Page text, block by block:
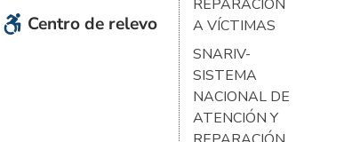
Centro de relevo
REPARACIÓN
A VÍCTIMAS
SNARIV-
SISTEMA
NACIONAL DE
ATENCIÓN Y